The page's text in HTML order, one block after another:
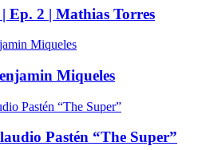
Ep. 2 | Mathias Torres
Miqueles
Pastén “The Super”